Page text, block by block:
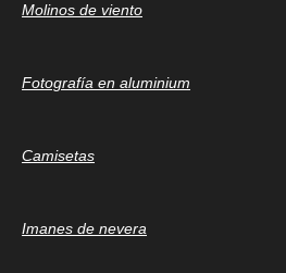
Molinos de viento
Fotografía en aluminium
Camisetas
Imanes de nevera